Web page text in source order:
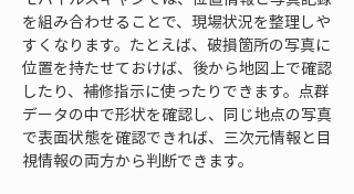
を組み合わせることで、現場状況を整理しや
すくなります。たとえば、破損箇所の写真に
位置を持たせておけば、後から地図上で確認
したり、補修指示に使ったりできます。点群
データの中で形状を確認し、同じ地点の写真
で表面状態を確認できれば、三次元情報と目
視情報の両方から判断できます。